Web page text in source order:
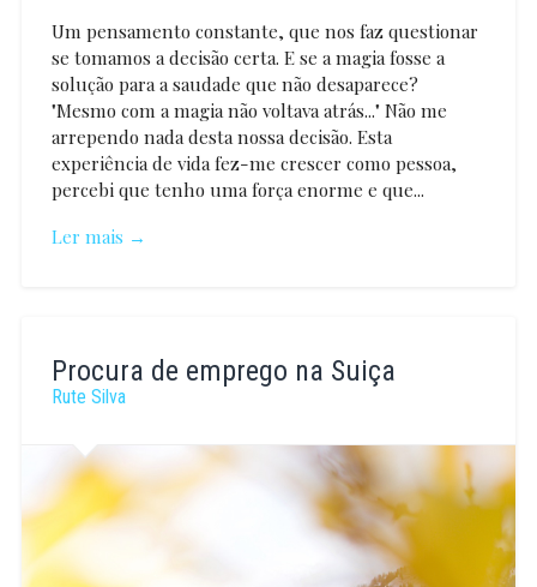
Um pensamento constante, que nos faz questionar
se tomamos a decisão certa. E se a magia fosse a
solução para a saudade que não desaparece?
"Mesmo com a magia não voltava atrás..." Não me
arrependo nada desta nossa decisão. Esta
experiência de vida fez-me crescer como pessoa,
percebi que tenho uma força enorme e que...
Ler mais →
Silva
Procura de emprego na Suiça
Rute Silva